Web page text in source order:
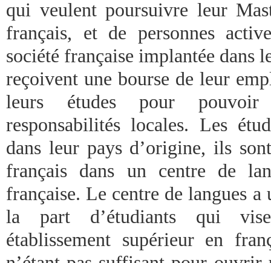
qui veulent poursuivre leur
français, et de personnes
société française implantée dans
reçoivent une bourse de leur
leurs études pour
responsabilités locales. Les
dans leur pays d’origine, ils
français dans un centre de
française. Le centre de langues a
la part d’étudiants qui
établissement supérieur en